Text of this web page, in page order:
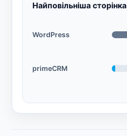
Найповільніша сторінка
WordPress
primeCRM